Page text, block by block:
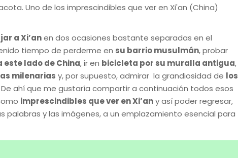
a Xi’anen dos ocasiones bastante separadas en el
tiempo de perderme en su barrio musulmán, probar
lado de China, ir en bicicleta por su muralla antigua,
milenarias y, por supuesto, admirar la grandiosidad de los
De ahí que me gustaría compartir a continuación todos esos
imprescindibles que ver en Xi’any así poder regresar,
palabras y las imágenes, a un emplazamiento esencial para